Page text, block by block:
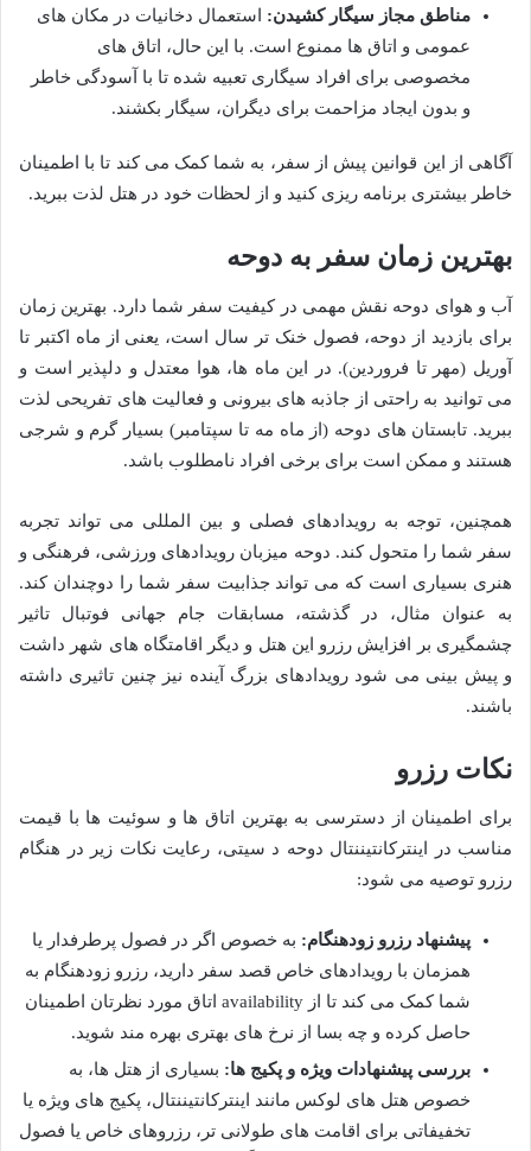
مناطق مجاز سیگار کشیدن: استعمال دخانیات در مکان های
عمومی و اتاق ها ممنوع است. با این حال، اتاق های
مخصوصی برای افراد سیگاری تعبیه شده تا با آسودگی خاطر
و بدون ایجاد مزاحمت برای دیگران، سیگار بکشند.
آگاهی از این قوانین پیش از سفر، به شما کمک می کند تا با اطمینان
خاطر بیشتری برنامه ریزی کنید و از لحظات خود در هتل لذت ببرید.
بهترین زمان سفر به دوحه
آب و هوای دوحه نقش مهمی در کیفیت سفر شما دارد. بهترین زمان
برای بازدید از دوحه، فصول خنک تر سال است، یعنی از ماه اکتبر تا
آوریل (مهر تا فروردین). در این ماه ها، هوا معتدل و دلپذیر است و
می توانید به راحتی از جاذبه های بیرونی و فعالیت های تفریحی لذت
ببرید. تابستان های دوحه (از ماه مه تا سپتامبر) بسیار گرم و شرجی
هستند و ممکن است برای برخی افراد نامطلوب باشد.
همچنین، توجه به رویدادهای فصلی و بین المللی می تواند تجربه
سفر شما را متحول کند. دوحه میزبان رویدادهای ورزشی، فرهنگی و
هنری بسیاری است که می تواند جذابیت سفر شما را دوچندان کند.
به عنوان مثال، در گذشته، مسابقات جام جهانی فوتبال تاثیر
چشمگیری بر افزایش رزرو این هتل و دیگر اقامتگاه های شهر داشت
و پیش بینی می شود رویدادهای بزرگ آینده نیز چنین تاثیری داشته
باشند.
نکات رزرو
برای اطمینان از دسترسی به بهترین اتاق ها و سوئیت ها با قیمت
مناسب در اینترکانتیننتال دوحه د سیتی، رعایت نکات زیر در هنگام
رزرو توصیه می شود:
پیشنهاد رزرو زودهنگام: به خصوص اگر در فصول پرطرفدار یا
همزمان با رویدادهای خاص قصد سفر دارید، رزرو زودهنگام به
شما کمک می کند تا از availability اتاق مورد نظرتان اطمینان
حاصل کرده و چه بسا از نرخ های بهتری بهره مند شوید.
بررسی پیشنهادات ویژه و پکیج ها: بسیاری از هتل ها، به
خصوص هتل های لوکس مانند اینترکانتیننتال، پکیج های ویژه یا
تخفیفاتی برای اقامت های طولانی تر، رزروهای خاص یا فصول